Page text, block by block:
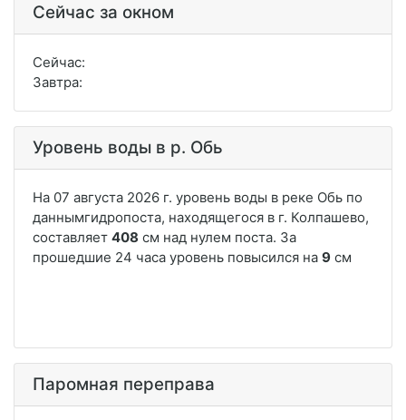
Сейчас за окном
Сейчас:
Завтра:
Уровень воды в р. Обь
Паромная переправа